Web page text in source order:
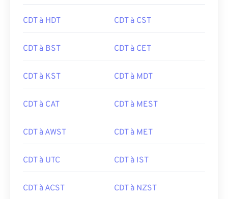
CDT à HDT CDT à CST
CDT à BST CDT à CET
CDT à KST CDT à MDT
CDT à CAT CDT à MEST
CDT à AWST CDT à MET
CDT à UTC CDT à IST
CDT à ACST CDT à NZST